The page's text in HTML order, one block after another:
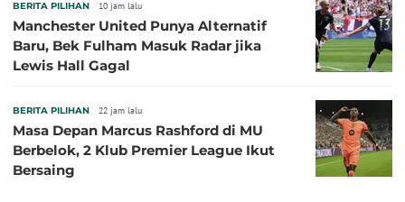
BERITA PILIHAN 10 jam lalu
Manchester United Punya Alternatif
Baru, Bek Fulham Masuk Radar jika
Lewis Hall Gagal
BERITA PILIHAN 22 jam lalu
Masa Depan Marcus Rashford di MU
Berbelok, 2 Klub Premier League Ikut
Bersaing